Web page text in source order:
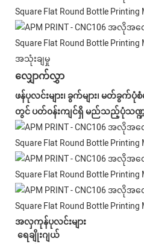
အသုံးချမှု
လျှောက်လွှာ
ဖန်ပုလင်းများ၊ ခွက်များ၊ မတ်ခွက်ပုံ
တွင် ပတ်၀န်းကျင်ရှိ မည်သည့်ပုံသ
အလှကုန်ပုလင်းများ
ရေချိုးဂျယ်